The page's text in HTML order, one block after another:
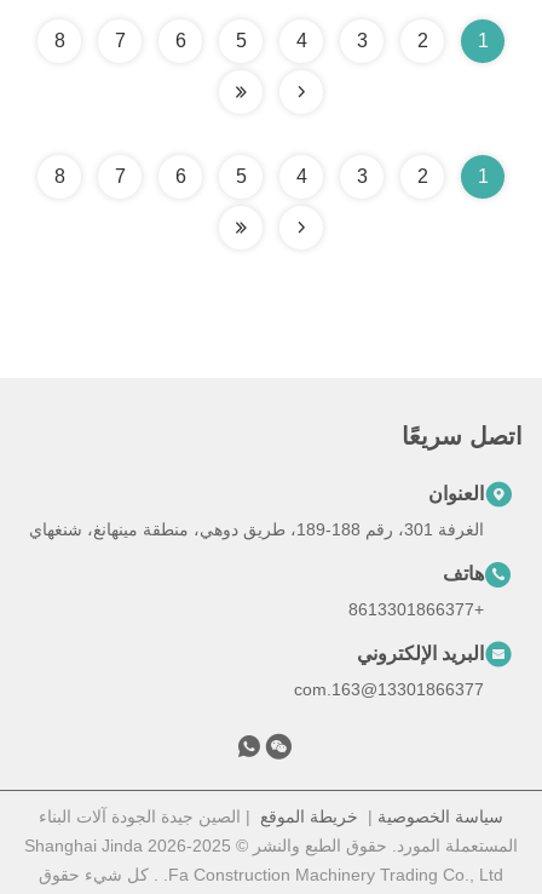
1
2
3
4
5
6
7
8
1
2
3
4
5
6
7
8
اتصل سريعًا
العنوان
الغرفة 301، رقم 188-189، طريق دوهي، منطقة مينهانغ، شنغهاي
هاتف
+8613301866377
البريد الإلكتروني
13301866377@163.com
سياسة الخصوصية | خريطة الموقع | الصين جيدة الجودة آلات البناء
المستعملة المورد. حقوق الطبع والنشر © 2025-2026 Shanghai Jinda
Fa Construction Machinery Trading Co., Ltd. . كل شيء حقوق